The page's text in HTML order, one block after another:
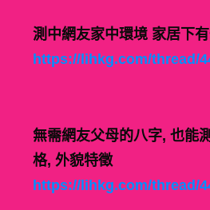
測中網友家中環境 家居下
https://lihkg.com/thread/
無需網友父母的八字, 也能
格, 外貌特徵
https://lihkg.com/thread/